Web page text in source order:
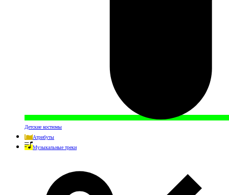
Детские костюмы
Атрибуты
Музыкальные треки